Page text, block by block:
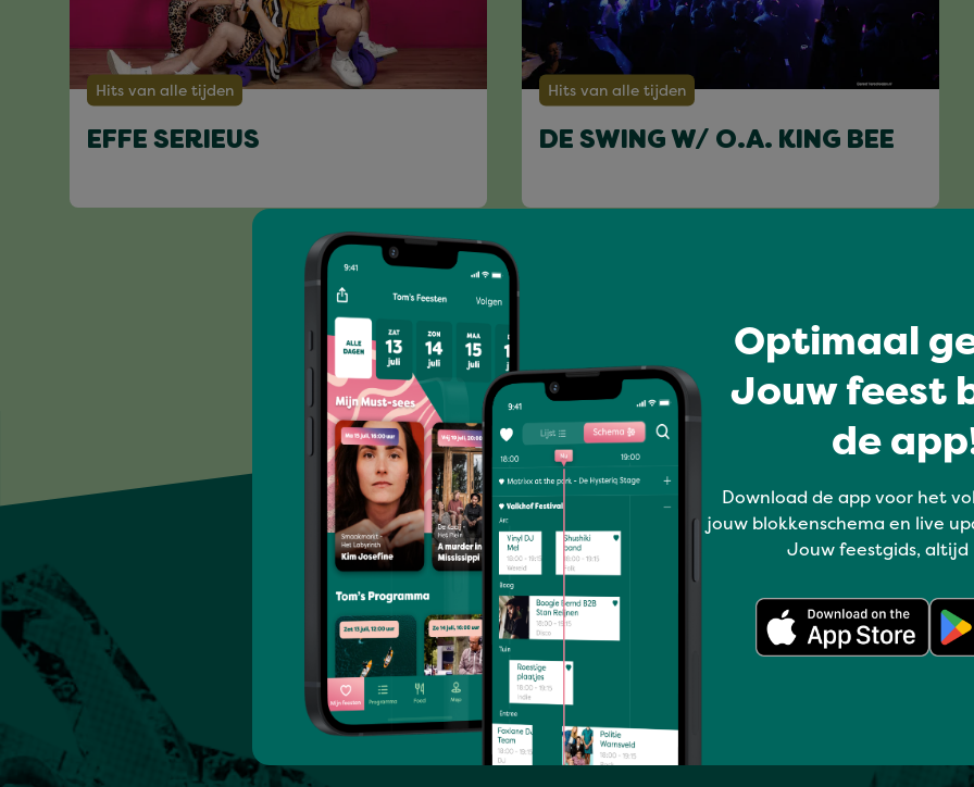
Hits van alle tijden
EFFE SERIEUS
Hits van alle tijden
DE SWING W/ O.A. KING BEE
Optimaal
Jouw feest
de
Download de app voor het
jouw blokkenschema en live
Jouw feestgids, altijd